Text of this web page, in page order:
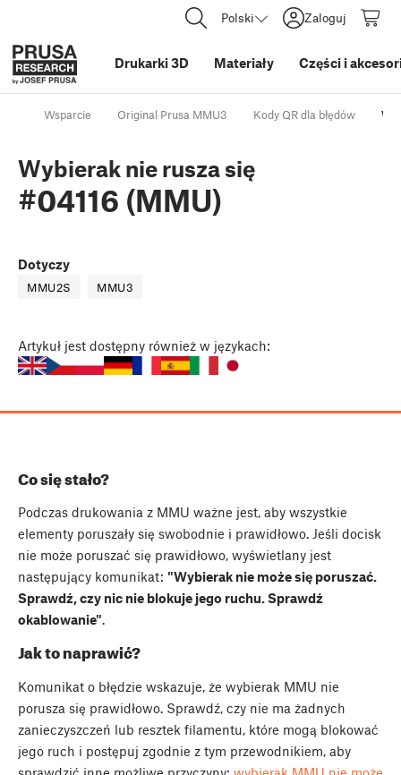
Polski Zaloguj
Drukarki 3D Materiały Części i
Wsparcie Original Prusa MMU3 Kody QR dla błędów
Wybierak nie rusza się
#04116 (MMU)
Dotyczy
MMU2S MMU3
Artykuł jest dostępny również w językach:
Co się stało?
Podczas drukowania z MMU ważne jest, aby wszystkie
elementy poruszały się swobodnie i prawidłowo. Jeśli docisk
nie może poruszać się prawidłowo, wyświetlany jest
następujący komunikat: "Wybierak nie może się poruszać.
Sprawdź, czy nic nie blokuje jego ruchu. Sprawdź
okablowanie".
Jak to naprawić?
Komunikat o błędzie wskazuje, że wybierak MMU nie
porusza się prawidłowo. Sprawdź, czy nie ma żadnych
zanieczyszczeń lub resztek filamentu, które mogą blokować
jego ruch i postępuj zgodnie z tym przewodnikiem, aby